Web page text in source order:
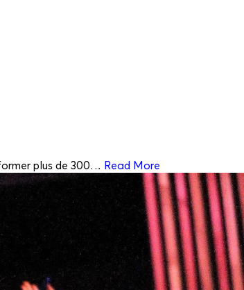
plus de 300… Read More